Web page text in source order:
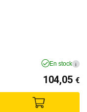
En stock i
104,05 €